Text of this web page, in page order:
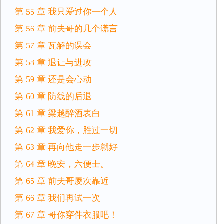
第 55 章 我只爱过你一个人
第 56 章 前夫哥的几个谎言
第 57 章 瓦解的误会
第 58 章 退让与进攻
第 59 章 还是会心动
第 60 章 防线的后退
第 61 章 梁越醉酒表白
第 62 章 我爱你，胜过一切
第 63 章 再向他走一步就好
第 64 章 晚安，六便士。
第 65 章 前夫哥屡次靠近
第 66 章 我们再试一次
第 67 章 哥你穿件衣服吧！